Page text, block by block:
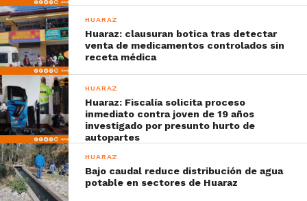
HUARAZ
Huaraz: clausuran botica tras detectar
venta de medicamentos controlados sin
receta médica
HUARAZ
Huaraz: Fiscalía solicita proceso
inmediato contra joven de 19 años
investigado por presunto hurto de
autopartes
HUARAZ
Bajo caudal reduce distribución de agua
potable en sectores de Huaraz